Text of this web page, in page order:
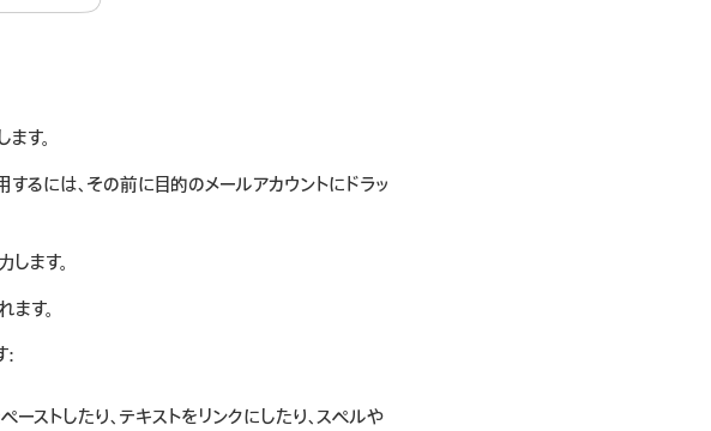
す。
るには、その前に目的のメールアカウントにドラッ
ます。
す。
:
ーストしたり、テキストをリンクにしたり、スペルや